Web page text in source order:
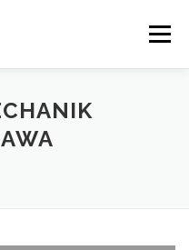
Menu
SAMOCHODOWY